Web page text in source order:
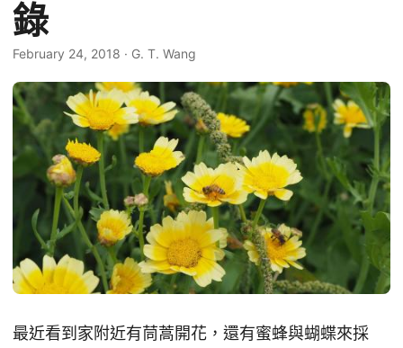
錄
February 24, 2018 · G. T. Wang
最近看到家附近有茼蒿開花，還有蜜蜂與蝴蝶來採